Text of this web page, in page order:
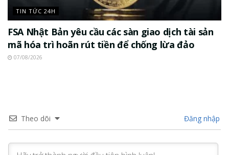
TIN TỨC 24H
FSA Nhật Bản yêu cầu các sàn giao dịch tài sản
mã hóa trì hoãn rút tiền để chống lừa đảo
07/08/2026
Theo dõi Đăng nhập